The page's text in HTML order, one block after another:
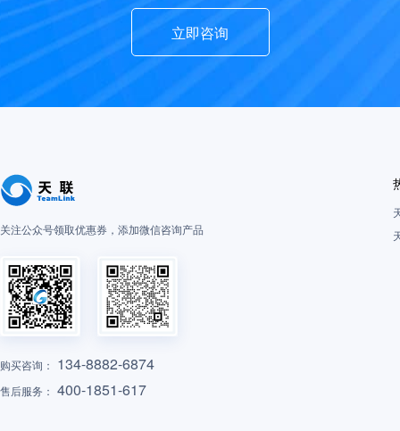
立即咨询
关注公众号领取优惠券，添加微信咨询产品
购买咨询： 134-8882-6874
售后服务： 400-1851-617